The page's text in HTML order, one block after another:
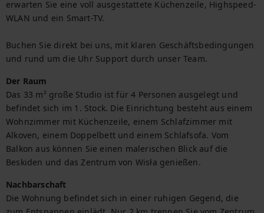
erwarten Sie eine voll ausgestattete Küchenzeile, Highspeed-
WLAN und ein Smart-TV.
Buchen Sie direkt bei uns, mit klaren Geschäftsbedingungen
und rund um die Uhr Support durch unser Team.
Der Raum
Das 33 m² große Studio ist für 4 Personen ausgelegt und
befindet sich im 1. Stock. Die Einrichtung besteht aus einem
Wohnzimmer mit Küchenzeile, einem Schlafzimmer mit
Alkoven, einem Doppelbett und einem Schlafsofa. Vom
Balkon aus können Sie einen malerischen Blick auf die
Beskiden und das Zentrum von Wisła genießen.
Nachbarschaft
Die Wohnung befindet sich in einer ruhigen Gegend, die